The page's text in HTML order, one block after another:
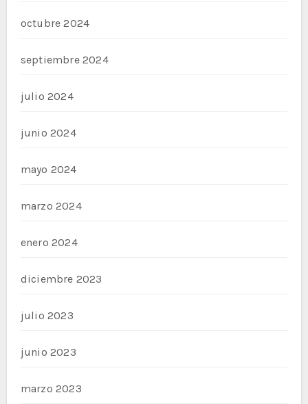
octubre 2024
septiembre 2024
julio 2024
junio 2024
mayo 2024
marzo 2024
enero 2024
diciembre 2023
julio 2023
junio 2023
marzo 2023